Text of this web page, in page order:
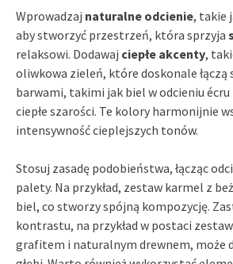
Wprowadzaj naturalne odcienie, takie
aby stworzyć przestrzeń, która sprzyja
relaksowi. Dodawaj ciepłe akcenty,
oliwkowa zieleń, które doskonale łączą
barwami, takimi jak biel w odcieniu
ciepłe szarości. Te kolory harmonijnie
intensywność cieplejszych tonów.
Stosuj zasadę podobieństwa, łącząc
palety. Na przykład, zestaw karmel z
biel, co stworzy spójną kompozycję.
kontrastu, na przykład w postaci
grafitem i naturalnym drewnem, może